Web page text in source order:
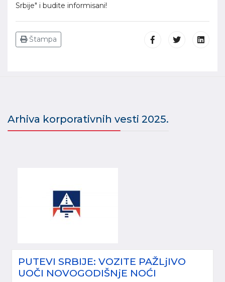
Srbije" i budite informisani!
Štampa
Arhiva korporativnih vesti 2025.
PUTEVI SRBIJE: VOZITE PAŽLjIVO
UOČI NOVOGODIŠNjE NOĆI